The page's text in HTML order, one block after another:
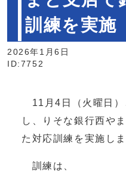
訓練を実施
2026年1月6日
ID:7752
11月4日（火曜日）
し、りそな銀行西や
た対応訓練を実施しま
訓練は、